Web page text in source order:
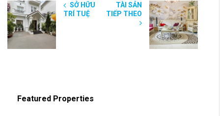
SỞ HỮU
TRÍ TUỆ
TÀI SẢN
TIẾP THEO
Featured Properties